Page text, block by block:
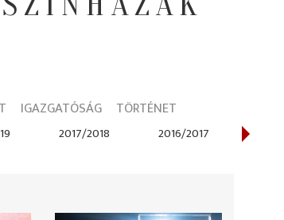
IGAZGATÓSÁG TÖRTÉNET
2017/2018 2016/2017